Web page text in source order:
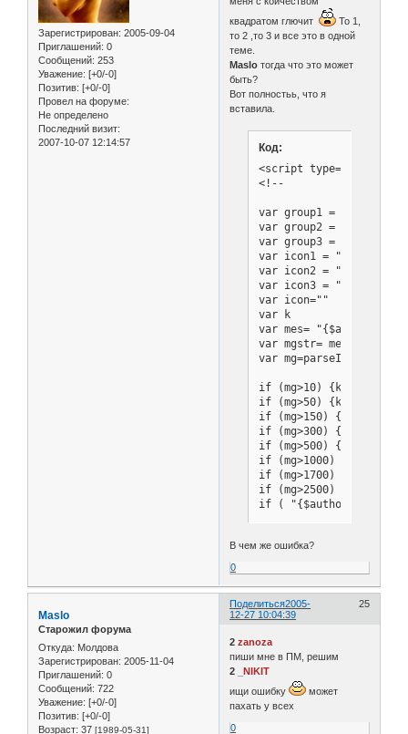
Зарегистрирован: 2005-09-04
Приглашений: 0
Сообщений: 253
Уважение: [+0/-0]
Позитив: [+0/-0]
Провел на форуме:
Не определено
Последний визит:
2007-10-07 12:14:57
квадратом глючит
То 1,
то 2 ,то 3 и все это в одной
теме.
Maslo тогда что это может
быть?
Вот полностьь, что я
вставила.
Код:
<script type="text/
<!--
var group1 = "Группа:
var group2 = "Группа:
var group3 = "Группа:
var icon1 = "http://
var icon2 = "http://
var icon3 = "http://
var icon=""
var k
var mes=
var mgstr=
var mg=parseInt(mgstr);
if (mg>10) {k=1}
if (mg>50) {k=2}
if (mg>150) {k=3}
if (mg>300) {k=4}
if (mg>500) {k=5}
if (mg>1000) {k=6}
if (mg>1700) {k=7}
if (mg>2500) {k=8}
if (
for (var i=1; i <= k;
{ document.write
}
document.write ('<br /
//-->
В чем же ошибка?
0
Поделиться 25
2005-
12-27 10:04:39
Maslo
Старожил форума
Откуда: Молдова
Зарегистрирован: 2005-11-04
Приглашений: 0
Сообщений: 722
Уважение: [+0/-0]
Позитив: [+0/-0]
Возраст: 37 [1989-05-31]
2zanoza
пиши мне в ПМ, решим
2
_NIKIT
ищи ошибку
может
пахать у всех
0